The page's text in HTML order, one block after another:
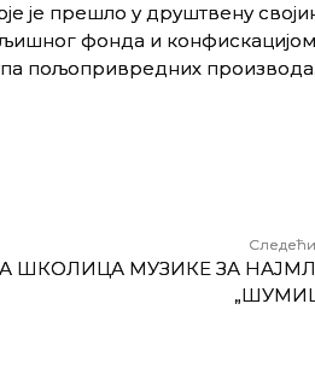
је прешло у друштвену
фонда и
пољопривредних
ШКОЛИЦА МУЗИКЕ ЗА